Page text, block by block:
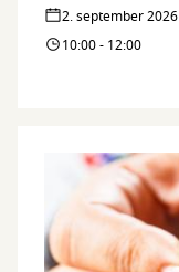
2. september 2026
10:00 - 12:00